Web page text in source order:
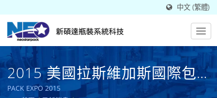
中文 (繁體)
2015 美國拉斯維加斯國際包
裝展 (2015/09/28-30)
PACK EXPO 2015